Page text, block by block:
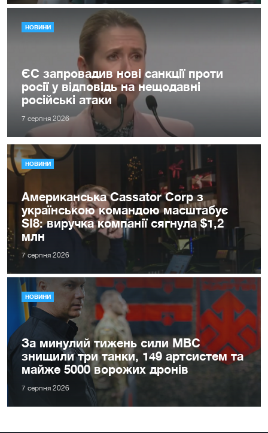
НОВИНИ
ЄС запровадив нові санкції проти
росії у відповідь на нещодавні
російські атаки
7 серпня 2026
НОВИНИ
Американська Cassator Corp з
українською командою масштабує
SI8: виручка компанії сягнула $1,2
млн
7 серпня 2026
НОВИНИ
За минулий тижень сили МВС
знищили три танки, 149 артсистем та
майже 5000 ворожих дронів
7 серпня 2026